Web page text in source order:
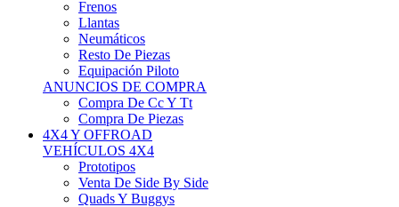
Neumáticos
Resto De Piezas
Equipación Piloto
ANUNCIOS DE COMPRA
Compra De Cc Y Tt
Compra De Piezas
4X4 Y OFFROAD
VEHÍCULOS 4X4
Prototipos
Venta De Side By Side
Quads Y Buggys
4x4 De Calle